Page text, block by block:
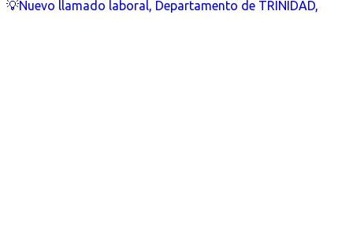
💡Nuevo llamado laboral, Departamento de TRINIDAD,